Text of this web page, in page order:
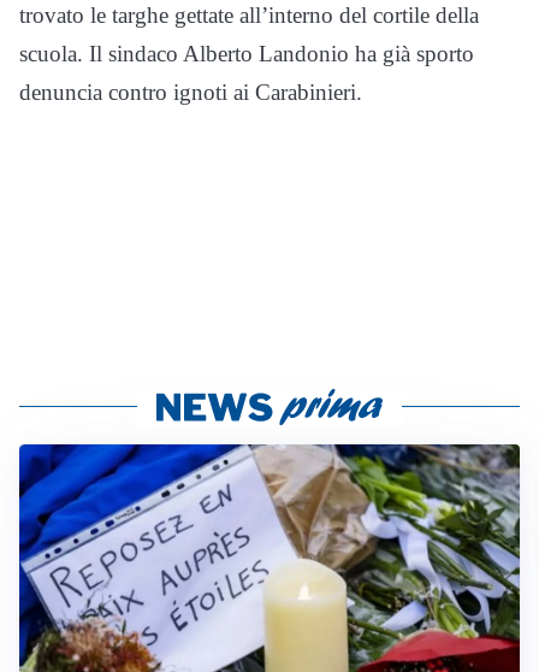
trovato le targhe gettate all’interno del cortile della
scuola. Il sindaco Alberto Landonio ha già sporto
denuncia contro ignoti ai Carabinieri.